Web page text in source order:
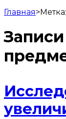
Главная>Метка: